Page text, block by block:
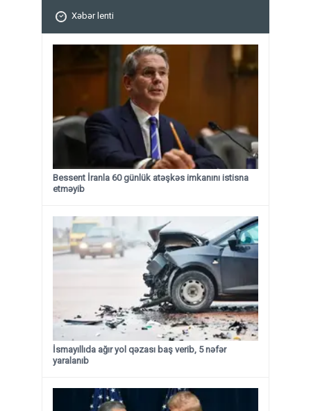
Xəbər lenti
Bessent İranla 60 günlük atəşkəs imkanını istisna
etməyib
İsmayıllıda ağır yol qəzası baş verib, 5 nəfər
yaralanıb